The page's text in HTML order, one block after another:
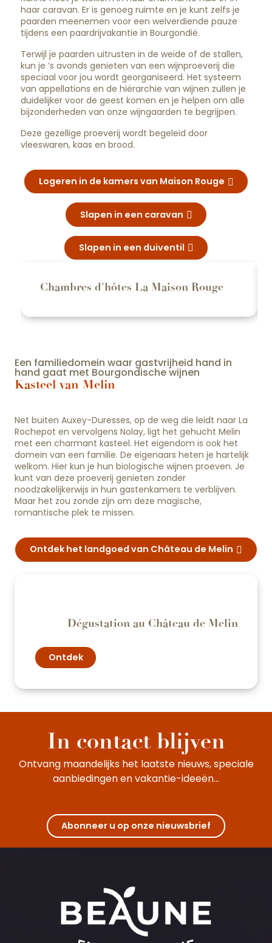
haar caravan. Er is genoeg ruimte en je kunt zelfs je
paarden meenemen voor een welverdiende pauze
tijdens een paardrijvakantie in Bourgondië.
Terwijl je paarden uitrusten in de weide of de stallen,
kun je ’s avonds genieten van een wijnproeverij die
speciaal voor jou wordt georganiseerd. Het systeem
van appellations en de hiërarchie van wijnen zullen je
duidelijker voor de geest komen en je helpen om alle
bijzonderheden van onze wijngaarden te begrijpen.
Deze gezellige proeverij wordt begeleid door
vleeswaren, kaas en brood.
Logeren in de kamers van Maison Rouge
Slapen in een caravan
Slapen in een duiventil
Chambres d'hôtes La Maison Rouge
Een familiedomein waar gastvrijheid hand in
hand gaat met Bourgondische wijnen
Kasteel van Melin
Net buiten Auxey-Duresses, op de weg die leidt naar La
Rochepot en vervolgens Nolay, ligt het gehucht Melin
met een charmant kasteel. Het eigendom is ook het
domein van een familie. De eigenaars heten je hartelijk
welkom. Hier kun je hun biologische wijnen proeven. Je
kunt van deze proeverij genieten zonder
noodzakelijkerwijs in hun gastenkamers te verblijven.
Maar het zou zonde zijn om deze magische,
romantische plek te missen.
Ontdek het landgoed van Château de Melin
Dégustation au Château de Melin
Ontdek
Château de Melin
In contact blijven
Ontvang maandelijks het laatste nieuws, speciale
aanbiedingen en vakantie-ideeën...
Abonneer u op onze nieuwsbrief